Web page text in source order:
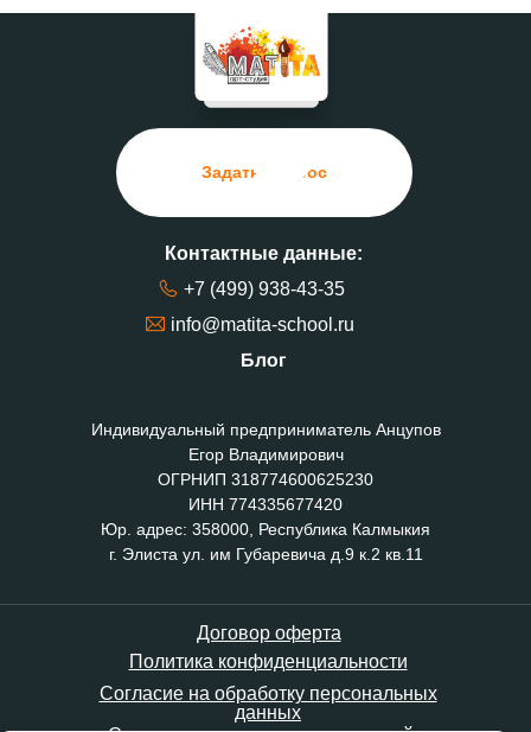
Задать вопрос
Политика конфиденциальности
Согласие на обработку персональных
данных
+7 (499) 938-43-35
info@matita-school.ru
Блог
Контактные данные:
Индивидуальный предприниматель Анцупов
Егор Владимирович
ОГРНИП 318774600625230
ИНН 774335677420
Юр. адрес: 358000, Республика Калмыкия
г. Элиста ул. им Губаревича д.9 к.2 кв.11
Договор оферта